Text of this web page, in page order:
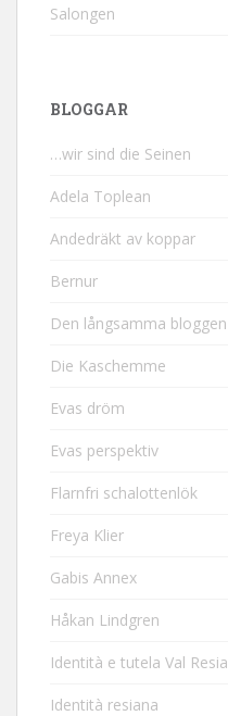
Salongen
BLOGGAR
…wir sind die Seinen
Adela Toplean
Andedräkt av koppar
Bernur
Den långsamma bloggen
Die Kaschemme
Evas dröm
Evas perspektiv
Flarnfri schalottenlök
Freya Klier
Gabis Annex
Håkan Lindgren
Identità e tutela Val Resia
Identità resiana